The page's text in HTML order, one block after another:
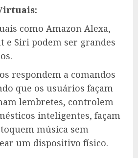
como Amazon Alexa,
e Siri podem ser grandes
respondem a comandos
que os usuários façam
lembretes, controlem
inteligentes, façam
música sem
um dispositivo físico.